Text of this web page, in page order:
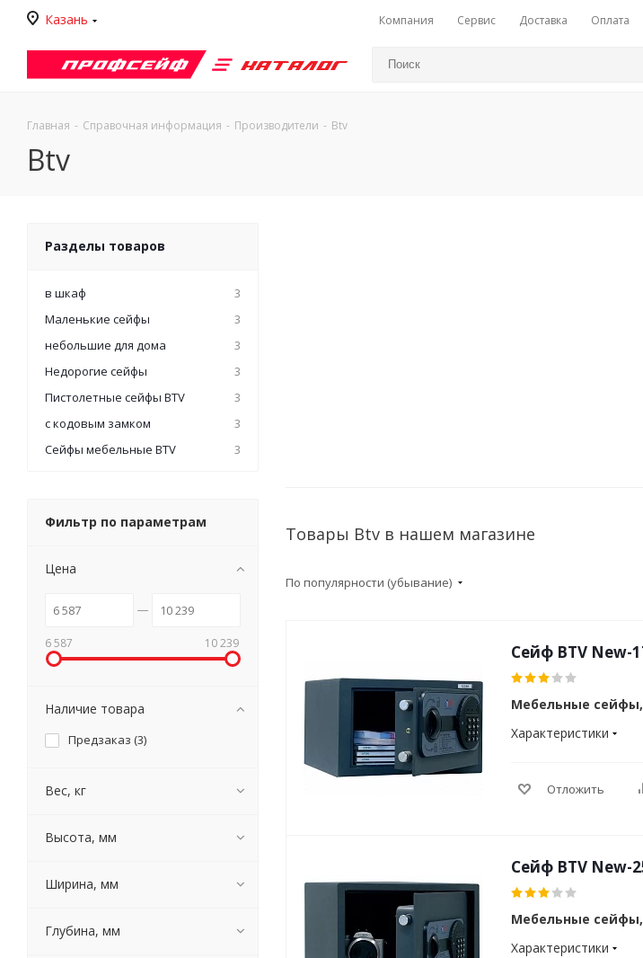
Казань Компания Сервис Доставка Оплата
Каталог
Главная - Справочная информация - Производители - Btv
Btv
Товары Btv в нашем магазине
По популярности (убывание)
Cейф BTV New-
Мебельные
Характеристики
Отложить
Cейф BTV New-
Мебельные
Характеристики
Разделы товаров
в шкаф
3
Маленькие сейфы
3
небольшие для дома
3
Недорогие сейфы
3
Пистолетные сейфы BTV
3
с кодовым замком
3
Сейфы мебельные BTV
3
Фильтр по параметрам
Цена
6 587 10 239
Наличие товара
Предзаказ (3)
Вес, кг
Высота, мм
Ширина, мм
Глубина, мм